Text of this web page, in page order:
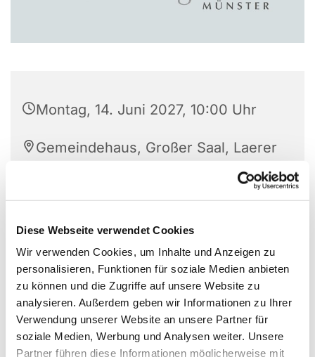
Diese Webseite verwendet Cookies
Wir verwenden Cookies, um Inhalte und Anzeigen zu
personalisieren, Funktionen für soziale Medien anbieten
zu können und die Zugriffe auf unsere Website zu
analysieren. Außerdem geben wir Informationen zu Ihrer
Verwendung unserer Website an unsere Partner für
soziale Medien, Werbung und Analysen weiter. Unsere
Partner führen diese Informationen möglicherweise mit
Montag, 14. Juni 2027, 10:00 Uhr
Gemeindehaus, Großer Saal, Laerer
Leitung: Ulla Borghoff
Ein Angebot der Initiative „60plus - Älter werden in
Mauritz-Ost"